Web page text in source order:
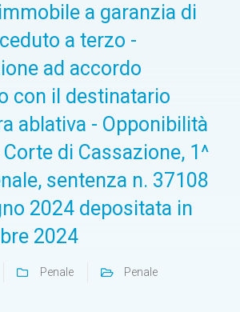
a garanzia di
a terzo -
ad accordo
con il destinatario
ablativa - Opponibilità
di Cassazione, 1^
sentenza n. 37108
2024 depositata in
2024
Penale Penale